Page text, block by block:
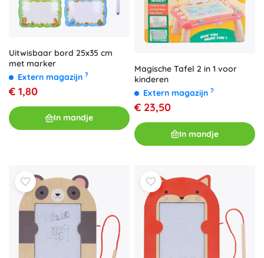
Uitwisbaar bord 25x35 cm
met marker
Extern magazijn ?
€ 1,80
In mandje
Magische Tafel 2 in 1 voor
kinderen
Extern magazijn ?
€ 23,50
In mandje